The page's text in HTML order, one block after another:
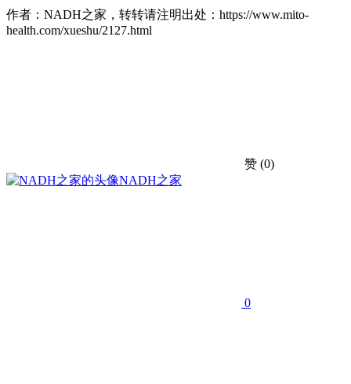
作者：NADH之家，转转请注明出处： https://www.mito-
health.com/xueshu/2127.html
赞 (0)
NADH之家
0